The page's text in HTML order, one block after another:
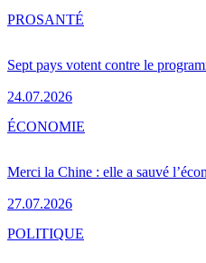
Sept pays votent contre le
24.07.2026
PROSANTÉ
Merci la Chine : elle a sauvé
27.07.2026
ÉCONOMIE
POLITIQUE